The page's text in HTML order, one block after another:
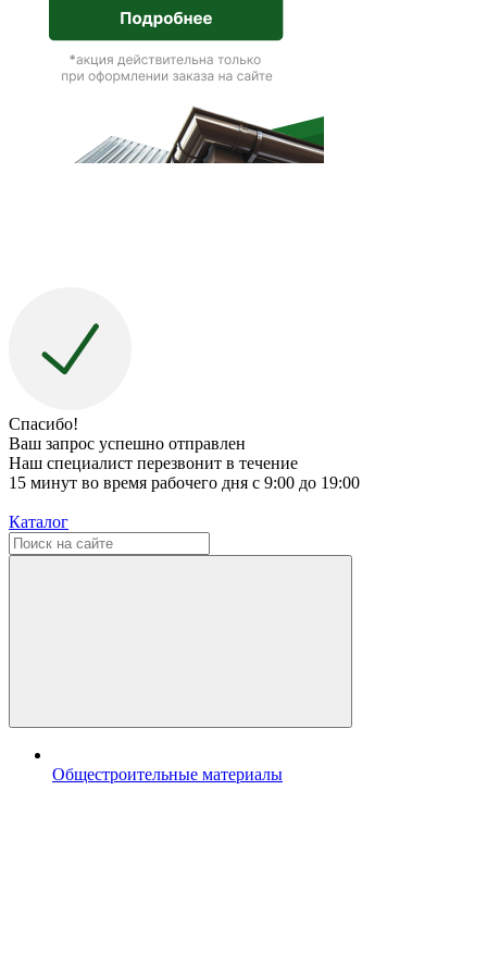
Спасибо!
Ваш запрос успешно отправлен
Наш специалист перезвонит в течение
15 минут во время рабочего дня с 9:00 до 19:00
Каталог
Общестроительные материалы